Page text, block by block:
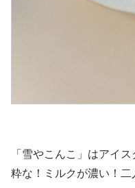
「雪やこんこ」はアイ
粋な！ミルクが濃い！